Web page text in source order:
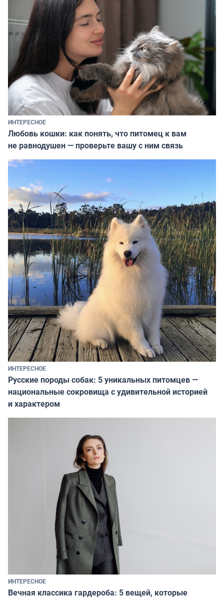
ИНТЕРЕСНОЕ
Любовь кошки: как понять, что питомец к вам
не равнодушен — проверьте вашу с ним связь
ИНТЕРЕСНОЕ
Русские породы собак: 5 уникальных питомцев —
национальные сокровища с удивительной историей
и характером
ИНТЕРЕСНОЕ
Вечная классика гардероба: 5 вещей, которые